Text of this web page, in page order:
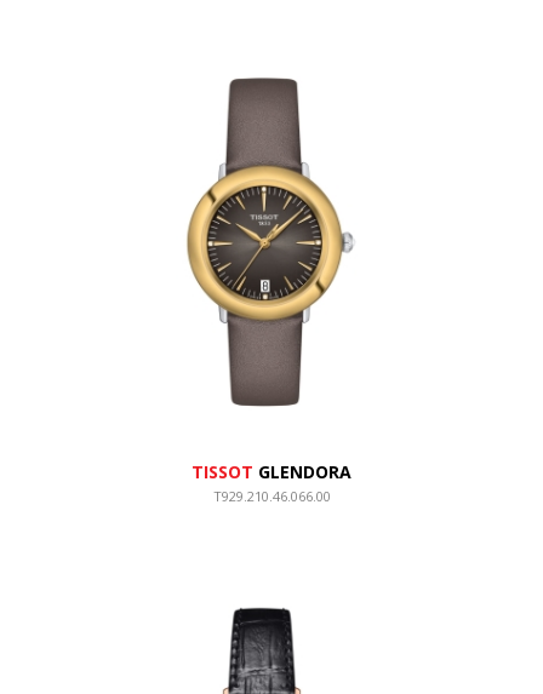
TISSOT GLENDORA
T929.210.46.066.00